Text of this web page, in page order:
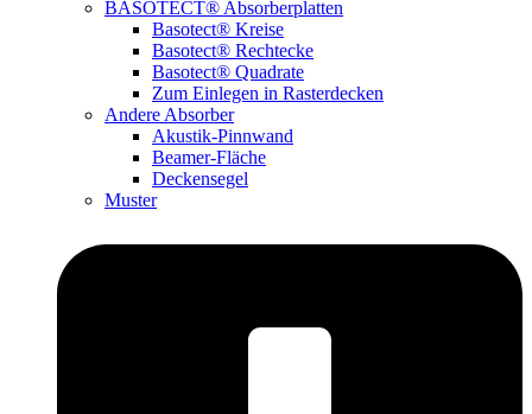
BASOTECT® Absorberplatten
Basotect® Kreise
Basotect® Rechtecke
Basotect® Quadrate
Zum Einlegen in Rasterdecken
Andere Absorber
Akustik-Pinnwand
Beamer-Fläche
Deckensegel
Muster